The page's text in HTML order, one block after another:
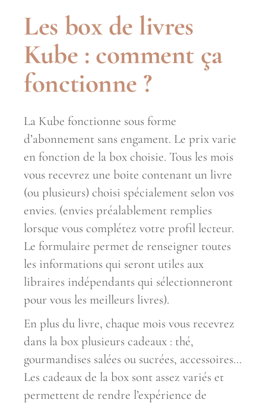
Les box de livres
Kube : comment ça
fonctionne ?
La Kube fonctionne sous forme
d’abonnement sans engament. Le prix varie
en fonction de la box choisie. Tous les mois
vous recevrez une boite contenant un livre
(ou plusieurs) choisi spécialement selon vos
envies. (envies préalablement remplies
lorsque vous complétez votre profil lecteur.
Le formulaire permet de renseigner toutes
les informations qui seront utiles aux
libraires indépendants qui sélectionneront
pour vous les meilleurs livres).
En plus du livre, chaque mois vous recevrez
dans la box plusieurs cadeaux : thé,
gourmandises salées ou sucrées, accessoires…
Les cadeaux de la box sont assez variés et
permettent de rendre l’expérience de